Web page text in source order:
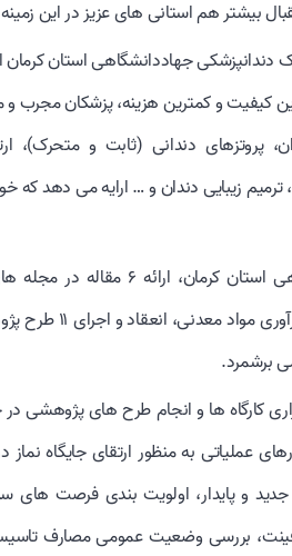
بیشتر هم استانی های عزیز در این
دندانپزشکی جهاددانشگاهی استان کرمان
کیفیت و کمترین هزینه، پزشکان
پروتزهای دندانی (ثابت و متحرک)،
ترمیم زیبایی دندان و … ارایه می دهد
تخصصی در
برشمرد.
کارگاه ها و انجام طرح های پژوهشی
عملیاتی به منظور ارتقای جایگاه
و پایدار، اولویت بندی فرصت های
بررسی وضعیت عمومی مصارف